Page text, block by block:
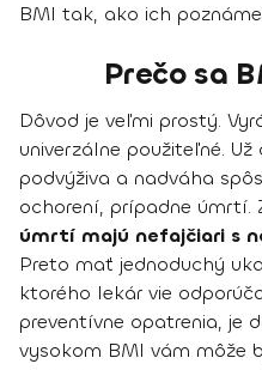
BMI tak, ako ich
Prečo sa
Dôvod je veľmi prostý.
univerzálne použiteľné.
podvýživa a nadváha
ochorení, prípadne úmrtí.
úmrtí majú nefajčiari s
Preto mať jednoduchý
ktorého lekár vie
preventívne opatrenia, je
vysokom BMI vám môže